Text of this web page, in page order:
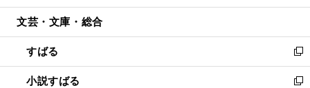
開
ウ
開
く
ン
ウ
で
開
く
ウ
ン
ド
ウ
で
文芸・文庫・総合
すばる
新
し
い
小説すばる
新